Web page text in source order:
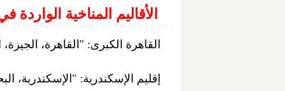
الأقاليم المناخية الواردة
القاهرة الكبرى: "القاهرة، الجيزة،
إقليم الإسكندرية: "الإسكندرية،